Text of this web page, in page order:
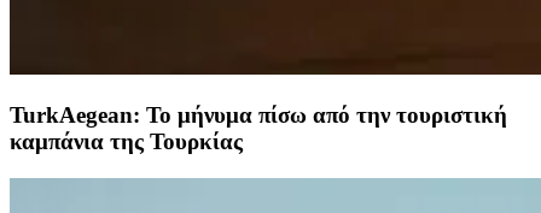
TurkAegean: Το μήνυμα πίσω από την τουριστική
καμπάνια της Τουρκίας